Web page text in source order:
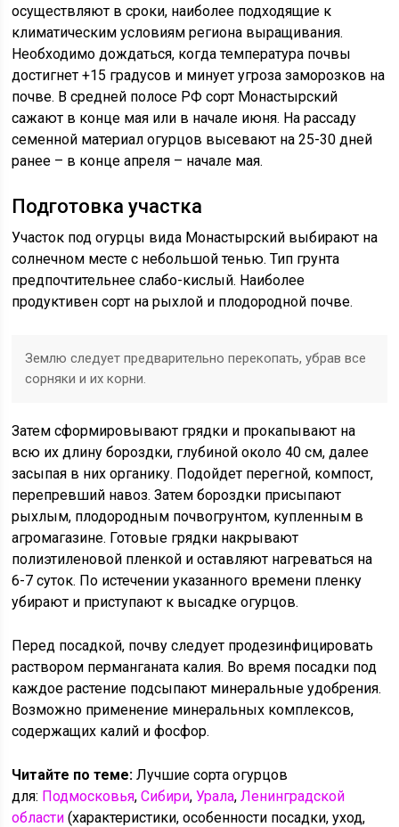
осуществляют в сроки, наиболее подходящие к
климатическим условиям региона выращивания.
Необходимо дождаться, когда температура почвы
достигнет +15 градусов и минует угроза заморозков на
почве. В средней полосе РФ сорт Монастырский
сажают в конце мая или в начале июня. На рассаду
семенной материал огурцов высевают на 25-30 дней
ранее – в конце апреля – начале мая.
Подготовка участка
Участок под огурцы вида Монастырский выбирают на
солнечном месте с небольшой тенью. Тип грунта
предпочтительнее слабо-кислый. Наиболее
продуктивен сорт на рыхлой и плодородной почве.
Землю следует предварительно перекопать, убрав все
сорняки и их корни.
Затем сформировывают грядки и прокапывают на
всю их длину бороздки, глубиной около 40 см, далее
засыпая в них органику. Подойдет перегной, компост,
перепревший навоз. Затем бороздки присыпают
рыхлым, плодородным почвогрунтом, купленным в
агромагазине. Готовые грядки накрывают
полиэтиленовой пленкой и оставляют нагреваться на
6-7 суток. По истечении указанного времени пленку
убирают и приступают к высадке огурцов.
Перед посадкой, почву следует продезинфицировать
раствором перманганата калия. Во время посадки под
каждое растение подсыпают минеральные удобрения.
Возможно применение минеральных комплексов,
содержащих калий и фосфор.
Читайте по теме:Лучшие сорта огурцов
для: Подмосковья,Сибири,Урала,Ленинградской
области (характеристики, особенности посадки, уход,